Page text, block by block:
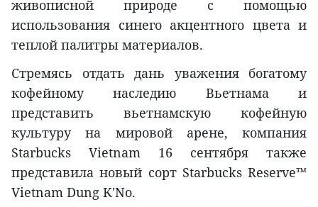
живописной природе с помощью
использования синего акцентного цвета и
теплой палитры материалов.
Стремясь отдать дань уважения богатому
кофейному наследию Вьетнама и
представить вьетнамскую кофейную
культуру на мировой арене, компания
Starbucks Vietnam 16 сентября также
представила новый сорт Starbucks Reserve™
Vietnam Dung K'No.